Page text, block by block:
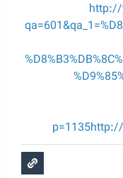
http://